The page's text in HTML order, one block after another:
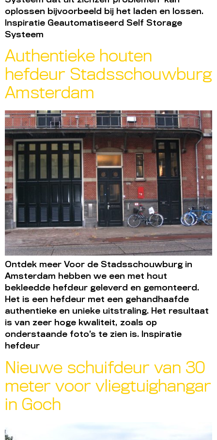
oplossen bijvoorbeeld bij het laden en lossen.
Inspiratie Geautomatiseerd Self Storage
Systeem
Authentieke houten
hefdeur Stadsschouwburg
Amsterdam
Ontdek meer Voor de Stadsschouwburg in
Amsterdam hebben we een met hout
bekleedde hefdeur geleverd en gemonteerd.
Het is een hefdeur met een gehandhaafde
authentieke en unieke uitstraling. Het resultaat
is van zeer hoge kwaliteit, zoals op
onderstaande foto’s te zien is. Inspiratie
hefdeur
Nieuwe schuifdeur van 30
meter voor vliegtuighangar
in Goch